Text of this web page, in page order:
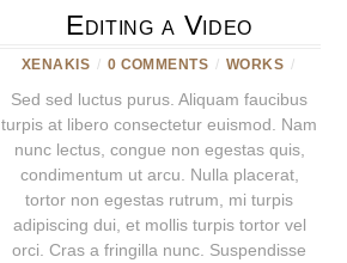
Editing a Video
XENAKIS / 0 COMMENTS / WORKS /
Sed sed luctus purus. Aliquam faucibus
turpis at libero consectetur euismod. Nam
nunc lectus, congue non egestas quis,
condimentum ut arcu. Nulla placerat,
tortor non egestas rutrum, mi turpis
adipiscing dui, et mollis turpis tortor vel
orci. Cras a fringilla nunc. Suspendisse